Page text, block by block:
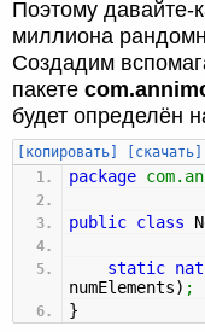
Поэтому давайте-
миллиона
Создадим
пакете
будет определён
[копировать] [скачать]
package
public class
static
numElements) ;
}